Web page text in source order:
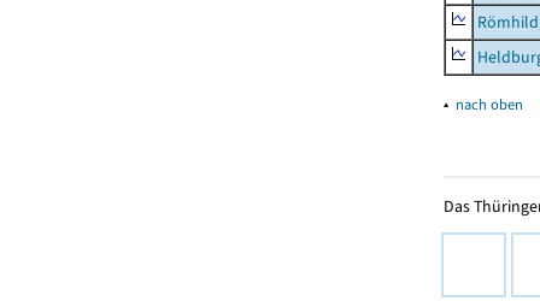
▴ nach oben
Das